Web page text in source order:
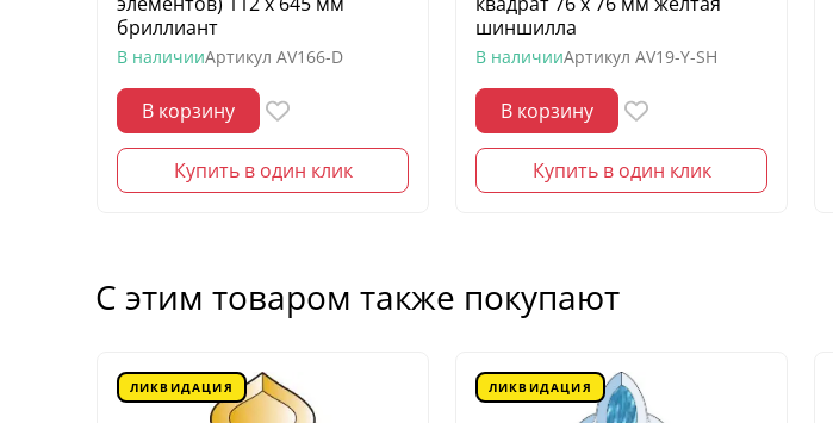
бриллиант
В наличииАртикул AV166-D
В корзину
Купить в один клик
шиншилла
В наличииАртикул AV19-Y-SH
В корзину
Купить в один клик
С этим товаром также покупают
ЛИКВИДАЦИЯ ЛИКВИДАЦИЯ